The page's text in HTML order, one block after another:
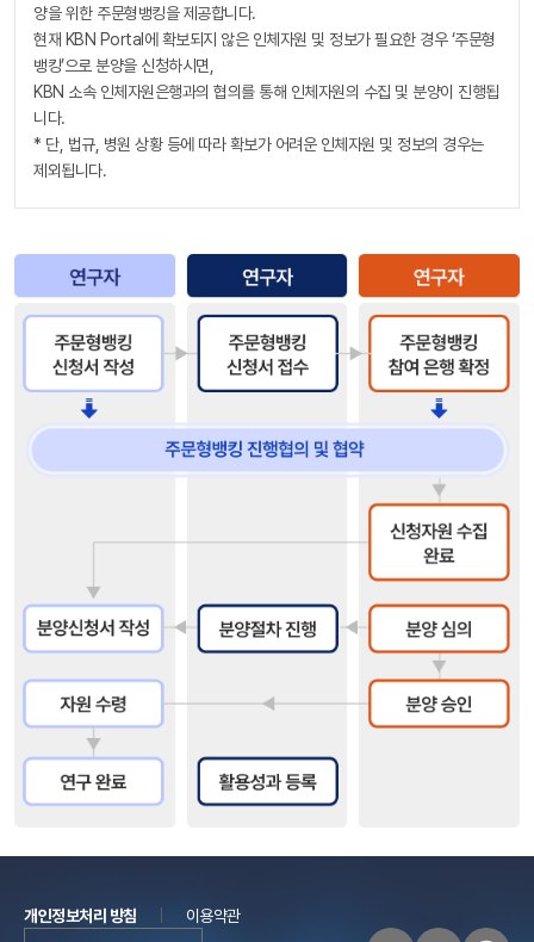
양을 위한 주문형뱅킹을 제공합니다.
현재 KBN Portal에 확보되지 않은 인체자원 및 정보가 필요한 경우 ‘주문형
뱅킹’으로 분양을 신청하시면,
KBN 소속 인체자원은행과의 협의를 통해 인체자원의 수집 및 분양이 진행됩
니다.
* 단, 법규, 병원 상황 등에 따라 확보가 어려운 인체자원 및 정보의 경우는
제외됩니다.
개인정보처리 방침
이용약관